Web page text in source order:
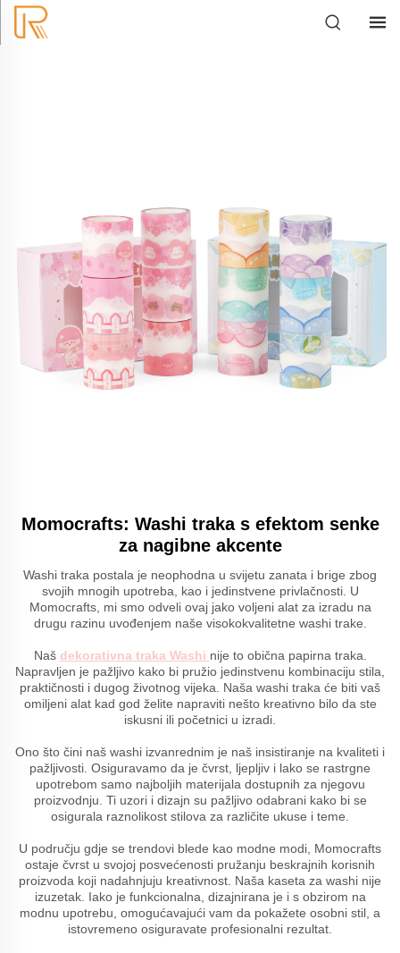
Momocrafts: Washi traka s efektom senke
za nagibne akcente
Washi traka postala je neophodna u svijetu zanata i brige zbog
svojih mnogih upotreba, kao i jedinstvene privlačnosti. U
Momocrafts, mi smo odveli ovaj jako voljeni alat za izradu na
drugu razinu uvođenjem naše visokokvalitetne washi trake.
Naš dekorativna traka Washi nije to obična papirna traka.
Napravljen je pažljivo kako bi pružio jedinstvenu kombinaciju stila,
praktičnosti i dugog životnog vijeka. Naša washi traka će biti vaš
omiljeni alat kad god želite napraviti nešto kreativno bilo da ste
iskusni ili početnici u izradi.
Ono što čini naš washi izvanrednim je naš insistiranje na kvaliteti i
pažljivosti. Osiguravamo da je čvrst, ljepljiv i lako se rastrgne
upotrebom samo najboljih materijala dostupnih za njegovu
proizvodnju. Ti uzori i dizajn su pažljivo odabrani kako bi se
osigurala raznolikost stilova za različite ukuse i teme.
U području gdje se trendovi blede kao modne modi, Momocrafts
ostaje čvrst u svojoj posvećenosti pružanju beskrajnih korisnih
proizvoda koji nadahnjuju kreativnost. Naša kaseta za washi nije
izuzetak. Iako je funkcionalna, dizajnirana je i s obzirom na
modnu upotrebu, omogućavajući vam da pokažete osobni stil, a
istovremeno osiguravate profesionalni rezultat.